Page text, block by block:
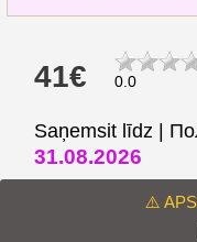
41€ 0.0
Saņemsit līdz |
31.08.2026
⚠️